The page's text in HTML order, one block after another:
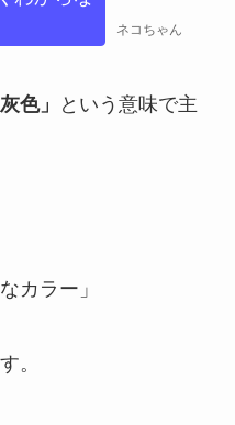
ネコちゃん
色」
という意味で主
カラー」
。